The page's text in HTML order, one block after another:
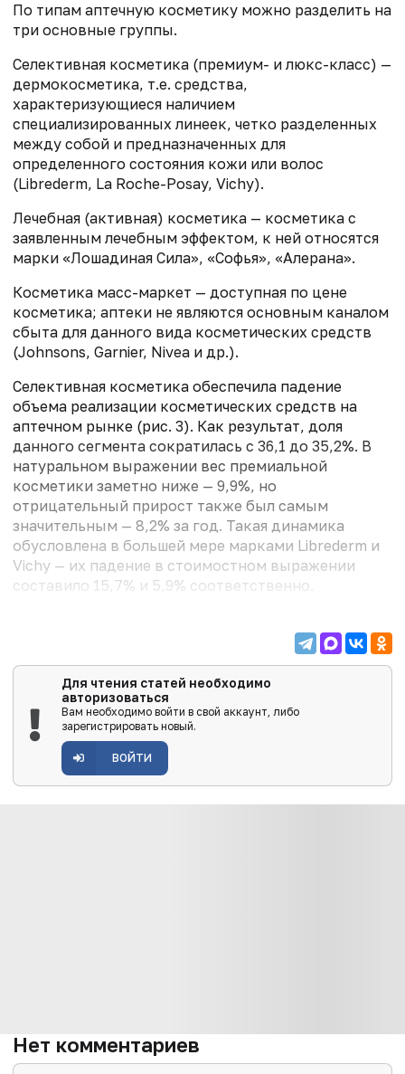
По типам аптечную косметику можно разделить на
три основные группы.
Селективная косметика (премиум- и люкс-класс) —
дермокосметика, т.е. средства,
характеризующиеся наличием
специализированных линеек, четко разделенных
между собой и предназначенных для
определенного состояния кожи или волос
(Librederm, La Roche-Posay, Vichy).
Лечебная (активная) косметика — косметика с
заявленным лечебным эффектом, к ней относятся
марки «Лошадиная Сила», «Софья», «Алерана».
Косметика масс-маркет — доступная по цене
косметика; аптеки не являются основным каналом
сбыта для данного вида косметических средств
(Johnsons, Garnier, Nivea и др.).
Селективная косметика обеспечила падение
объема реализации косметических средств на
аптечном рынке (рис. 3). Как результат, доля
данного сегмента сократилась с 36,1 до 35,2%. В
натуральном выражении вес премиальной
косметики заметно ниже — 9,9%, но
отрицательный прирост также был самым
значительным — 8,2% за год. Такая динамика
обусловлена в большей мере марками Librederm и
Vichy — их падение в стоимостном выражении
составило 15,7% и 5,9% соответственно.
— его емкость выросла на 1,2% в денежном и на
0,8% в натуральном эквиваленте. Данная группа
преобладает на рынке косметических средств и
Для чтения статей необходимо
авторизоваться
Вам необходимо войти в свой аккаунт, либо
зарегистрировать новый.
ВОЙТИ
Нет комментариев